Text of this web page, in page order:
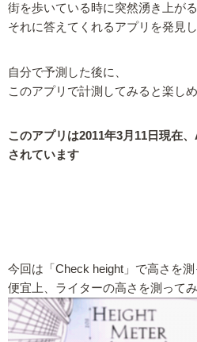
街を歩いている時に突然湧き上がる
それに答えてくれるアプリを発見
自分で予測した後に、
このアプリで計測してみると楽し
このアプリは2011年3月11日現在
されています
今回は「Check height」で高さを
便宜上、ライターの高さを測って